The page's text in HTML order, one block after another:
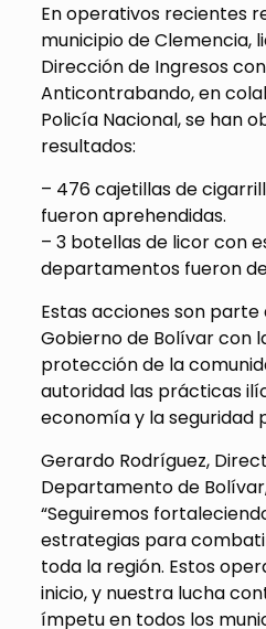
En operativos recientes
municipio de Clemencia,
Dirección de Ingresos
Anticontrabando, en
Policía Nacional, se han
resultados:
– 476 cajetillas de
fueron aprehendidas.
– 3 botellas de licor con
departamentos fueron
Estas acciones son
Gobierno de Bolívar con
protección de la
autoridad las prácticas
economía y la seguridad
Gerardo Rodríguez,
Departamento de
“Seguiremos
estrategias para
toda la región. Estos
inicio, y nuestra lucha
ímpetu en todos los